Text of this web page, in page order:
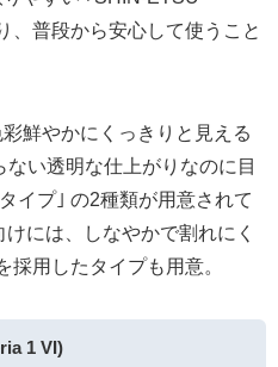
、普段から安心して使うこと
鮮やかにくっきりと見える
い透明な仕上がりなのに目
イプ｣ の2種類が用意されて
には、しなやかで割れにく
採用したタイプも用意。
1 VI)